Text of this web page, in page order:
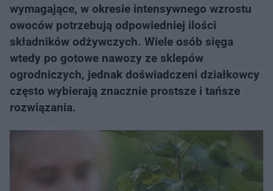
wymagające, w okresie intensywnego wzrostu
owoców potrzebują odpowiedniej ilości
składników odżywczych. Wiele osób sięga
wtedy po gotowe nawozy ze sklepów
ogrodniczych, jednak doświadczeni działkowcy
często wybierają znacznie prostsze i tańsze
rozwiązania.